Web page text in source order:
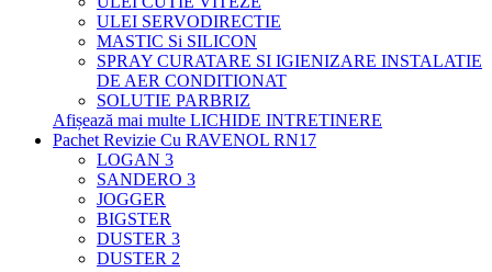
ULEI SERVODIRECTIE
MASTIC Si SILICON
SPRAY CURATARE SI IGIENIZARE INSTALATIE
DE AER CONDITIONAT
SOLUTIE PARBRIZ
Afișează mai multe LICHIDE INTRETINERE
Pachet Revizie Cu RAVENOL RN17
LOGAN 3
SANDERO 3
JOGGER
BIGSTER
DUSTER 3
DUSTER 2